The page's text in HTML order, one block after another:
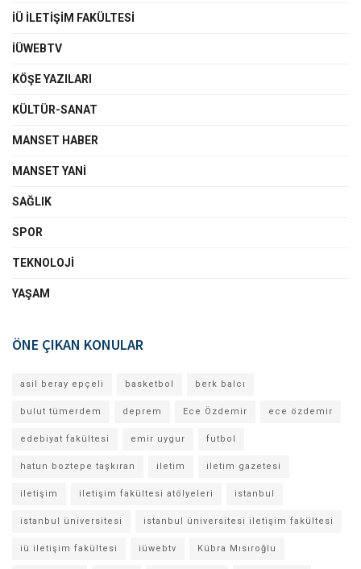
İÜ İLETIŞIM FAKÜLTESI
İÜWEBTV
KÖŞE YAZILARI
KÜLTÜR-SANAT
MANSET HABER
MANSET YANI
SAĞLIK
SPOR
TEKNOLOJI
YAŞAM
ÖNE ÇIKAN KONULAR
asil beray epçeli basketbol berk balcı
bulut tümerdem deprem Ece Özdemir ece özdemir
edebiyat fakültesi emir uygur futbol
hatun boztepe taşkıran iletim iletim gazetesi
iletişim iletişim fakültesi atölyeleri istanbul
istanbul üniversitesi istanbul üniversitesi iletişim fakültesi
iü iletişim fakültesi iüwebtv Kübra Mısıroğlu